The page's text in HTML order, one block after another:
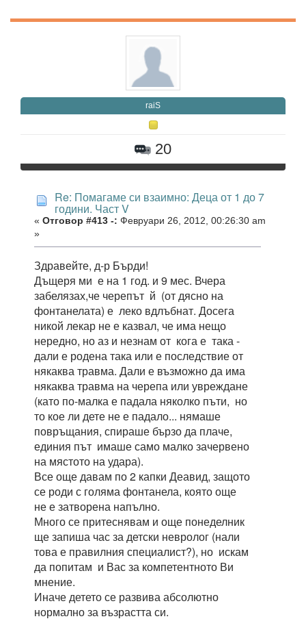
raiS
20
Re: Помагаме си взаимно: Деца от 1 до 7
години. Част V
« Отговор #413 -: Февруари 26, 2012, 00:26:30 am
»
Здравейте, д-р Бърди!
Дъщеря ми е на 1 год. и 9 мес. Вчера
забелязах,че черепът й (от дясно на
фонтанелата) е леко вдлъбнат. Досега
никой лекар не е казвал, че има нещо
нередно, но аз и незнам от кога е така -
дали е родена така или е последствие от
някаква травма. Дали е възможно да има
някаква травма на черепа или увреждане
(като по-малка е падала няколко пъти, но
то кое ли дете не е падало... нямаше
повръщания, спираше бързо да плаче,
единия път имаше само малко зачервено
на мястото на удара).
Все още давам по 2 капки Деавид, защото
се роди с голяма фонтанела, която още
не е затворена напълно.
Много се притеснявам и още понеделник
ще запиша час за детски невролог (нали
това е правилния специалист?), но искам
да попитам и Вас за компетентното Ви
мнение.
Иначе детето се развива абсолютно
нормално за възрастта си.